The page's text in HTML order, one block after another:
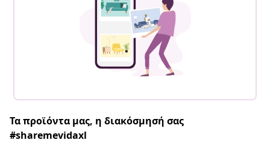
Τα προϊόντα μας, η διακόσμησή σας
#sharemevidaxl